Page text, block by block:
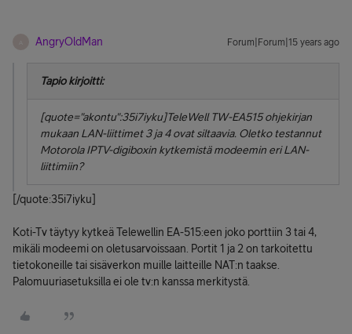
AngryOldMan Forum|Forum|15 years ago
Tapio kirjoitti:
[quote="akontu":35i7iyku]TeleWell TW-EA515 ohjekirjan
mukaan LAN-liittimet 3 ja 4 ovat siltaavia. Oletko testannut
Motorola IPTV-digiboxin kytkemistä modeemin eri LAN-
liittimiin?
[/quote:35i7iyku]
Koti-Tv täytyy kytkeä Telewellin EA-515:een joko porttiin 3 tai 4,
mikäli modeemi on oletusarvoissaan. Portit 1 ja 2 on tarkoitettu
tietokoneille tai sisäverkon muille laitteille NAT:n taakse.
Palomuuriasetuksilla ei ole tv:n kanssa merkitystä.